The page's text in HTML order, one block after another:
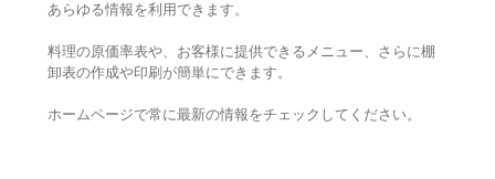
あらゆる情報を利用できます。
料理の原価率表や、お客様に提供できるメニュー、さらに棚
卸表の作成や印刷が簡単にできます。
ホームページで常に最新の情報をチェックしてください。